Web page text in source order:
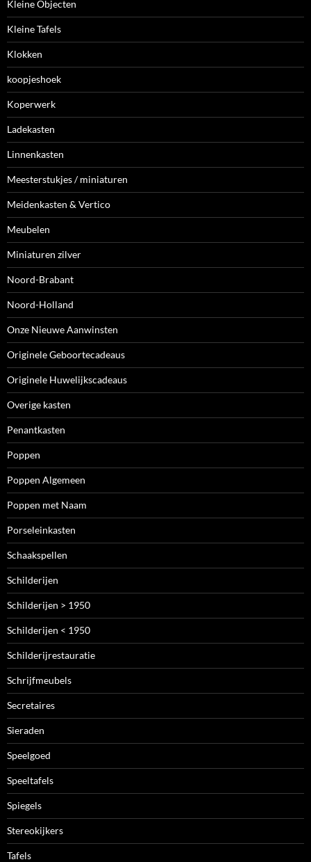
Kleine Objecten
Kleine Tafels
Klokken
koopjeshoek
Koperwerk
Ladekasten
Linnenkasten
Meesterstukjes / miniaturen
Meidenkasten & Vertico
Meubelen
Miniaturen zilver
Noord-Brabant
Noord-Holland
Onze Nieuwe Aanwinsten
Originele Geboortecadeaus
Originele Huwelijkscadeaus
Overige kasten
Penantkasten
Poppen
Poppen Algemeen
Poppen met Naam
Porseleinkasten
Schaakspellen
Schilderijen
Schilderijen > 1950
Schilderijen < 1950
Schilderijrestauratie
Schrijfmeubels
Secretaires
Sieraden
Speelgoed
Speeltafels
Spiegels
Stereokijkers
Tafels